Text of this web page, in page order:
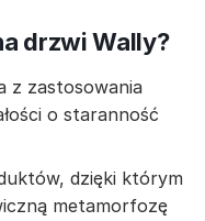
drzwi Wally?
z zastosowania
o staranność
dzięki którym
metamorfozę